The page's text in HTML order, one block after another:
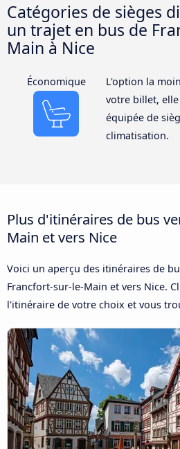
Catégories de sièges
un trajet en bus de
Main à Nice
Économique
L'option la
votre billet,
équipée de
climatisation.
Plus d'itinéraires de bus
Main et vers Nice
Voici un aperçu des itinéraires de
Francfort-sur-le-Main et vers Nice.
l'itinéraire de votre choix et vous